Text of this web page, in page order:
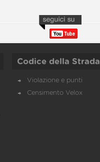
Codice della Strada
Violazione e punti
Censimento Velox